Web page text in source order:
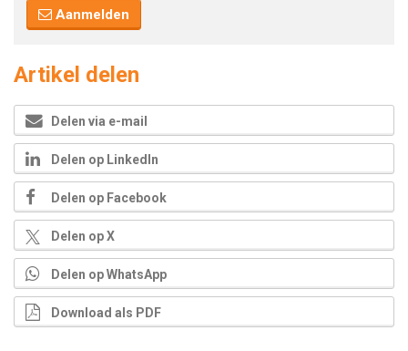
Aanmelden
Artikel delen
Delen via e-mail
Delen op LinkedIn
Delen op Facebook
Delen op X
Delen op WhatsApp
Download als PDF